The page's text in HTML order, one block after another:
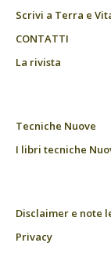
Scrivi a Terra e
CONTATTI
La rivista
Tecniche Nuove
I libri tecniche
Disclaimer e note
Privacy